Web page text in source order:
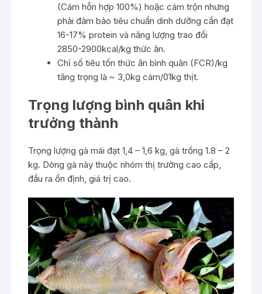
(Cám hỗn hợp 100%) hoặc cám trộn nhưng
phải đảm bảo tiêu chuẩn dinh dưỡng cần đạt
16-17% protein và năng lượng trao đổi
2850-2900kcal/kg thức ăn.
Chỉ số tiêu tốn thức ăn bình quân (FCR)/kg
tăng trọng là ~ 3,0kg cám/01kg thịt.
Trọng lượng bình quân khi
trưởng thành
Trọng lượng gà mái đạt 1,4 – 1,6 kg, gà trống 1.8 – 2
kg. Dòng gà này thuộc nhóm thị trường cao cấp,
đầu ra ổn định, giá trị cao.